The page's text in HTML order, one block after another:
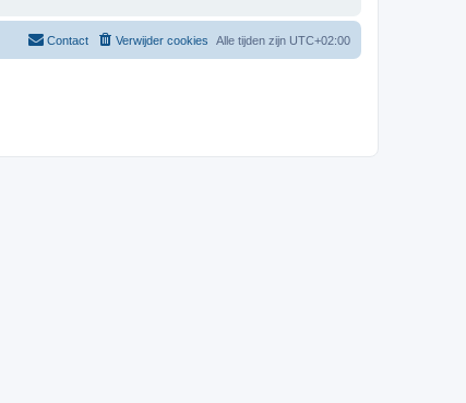
Alle tijden zijn UTC+02:00
Verwijder cookies
Contact